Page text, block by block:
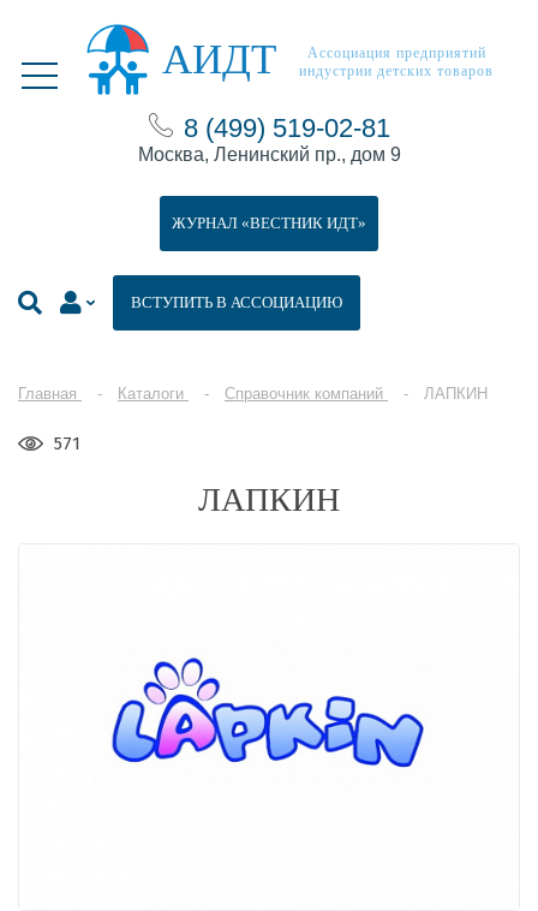
АИДТ
Ассоциация предприятий
индустрии детских товаров
8 (499) 519-02-81
Москва, Ленинский пр., дом 9
ВСТУПИТЬ В АССОЦИАЦИЮ
ЖУРНАЛ «ВЕСТНИК ИДТ»
Главная Каталоги Справочник компаний ЛАПКИН
571
ЛАПКИН